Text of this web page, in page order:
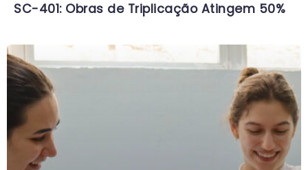
SC-401: Obras de Triplicação Atingem 50%